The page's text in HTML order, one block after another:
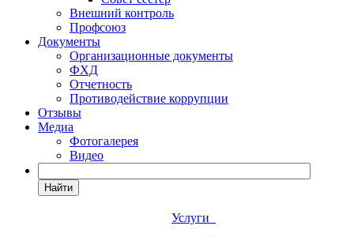
Внешний контроль
Профсоюз
Документы
Организационные документы
ФХД
Отчетность
Противодействие коррупции
Отзывы
Медиа
Фотогалерея
Видео
Найти
Услуги